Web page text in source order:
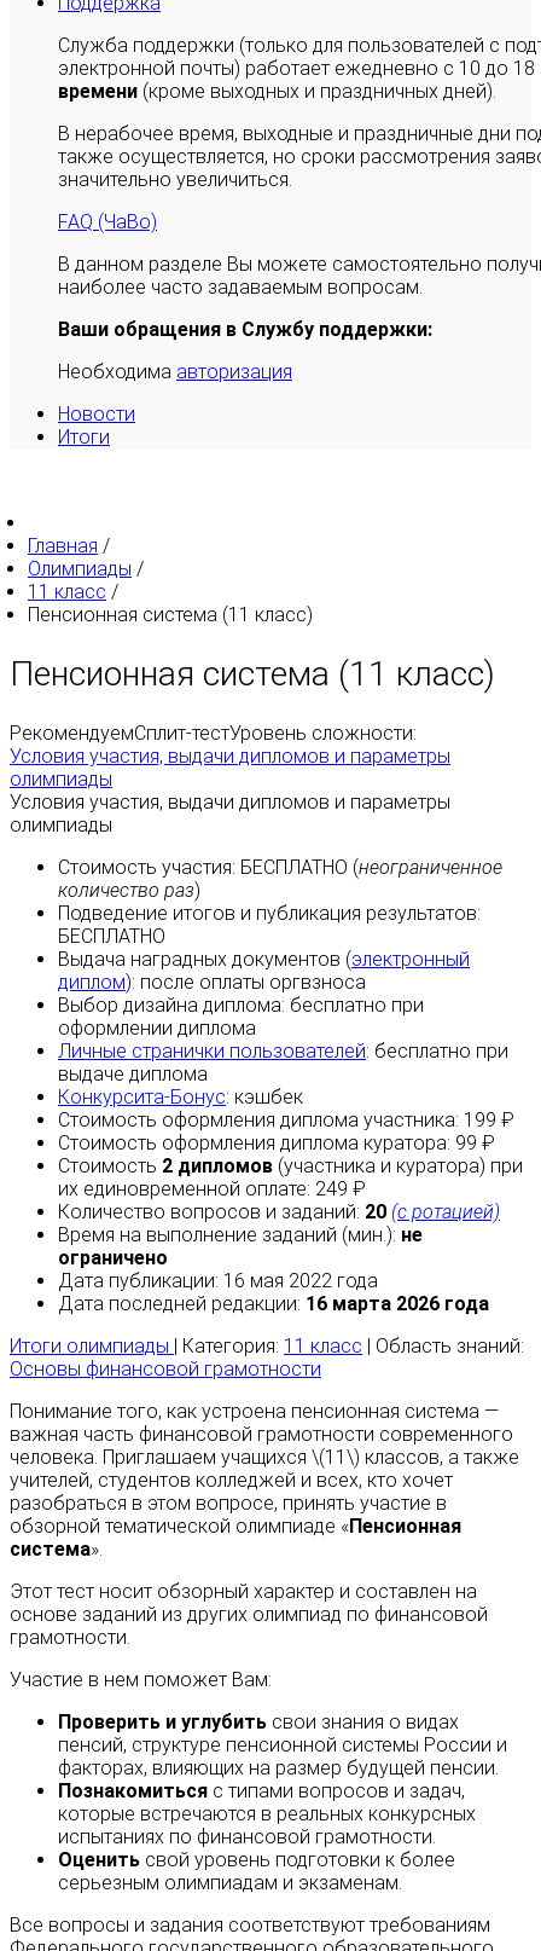
Служба поддержки (только для пользователей с
электронной почты) работает ежедневно с 10 до
времени (кроме выходных и праздничных дней).
В нерабочее время, выходные и праздничные дни
также осуществляется, но сроки рассмотрения
значительно увеличиться.
FAQ (ЧаВо)
В данном разделе Вы можете самостоятельно
наиболее часто задаваемым вопросам.
Ваши обращения в Службу поддержки:
Необходима авторизация
Новости
Итоги
Главная /
Олимпиады /
11 класс /
Пенсионная система (11 класс)
Пенсионная система (11 класс)
РекомендуемСплит-тестУровень сложности:
Условия участия, выдачи дипломов и параметры
олимпиады
Условия участия, выдачи дипломов и параметры
олимпиады
Стоимость участия: БЕСПЛАТНО (неограниченное
количество раз)
Подведение итогов и публикация результатов:
БЕСПЛАТНО
Выдача наградных документов (электронный
диплом): после оплаты оргвзноса
Выбор дизайна диплома: бесплатно при
оформлении диплома
Личные странички пользователей: бесплатно при
выдаче диплома
Конкурсита-Бонус: кэшбек
Стоимость оформления диплома участника: 199 ₽
Стоимость оформления диплома куратора: 99 ₽
Стоимость 2 дипломов (участника и куратора) при
их единовременной оплате: 249 ₽
Количество вопросов и заданий: 20 (с ротацией)
Время на выполнение заданий (мин.): не
ограничено
Дата публикации: 16 мая 2022 года
Дата последней редакции: 16 марта 2026 года
Итоги олимпиады
| Категория: 11 класс | Область знаний:
Основы финансовой грамотности
Понимание того, как устроена пенсионная система —
важная часть финансовой грамотности современного
человека. Приглашаем учащихся \(11\) классов, а также
учителей, студентов колледжей и всех, кто хочет
разобраться в этом вопросе, принять участие в
обзорной тематической олимпиаде «Пенсионная
система».
Этот тест носит обзорный характер и составлен на
основе заданий из других олимпиад по финансовой
грамотности.
Участие в нем поможет Вам:
Проверить и углубить свои знания о видах
пенсий, структуре пенсионной системы России и
факторах, влияющих на размер будущей пенсии.
Познакомиться с типами вопросов и задач,
которые встречаются в реальных конкурсных
испытаниях по финансовой грамотности.
Оценить свой уровень подготовки к более
серьезным олимпиадам и экзаменам.
Все вопросы и задания соответствуют требованиям